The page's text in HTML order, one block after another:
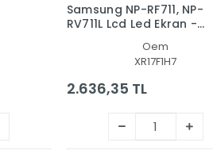
Samsung NP-RF711, NP-
RV711L Lcd Led Ekran -
Oem
XR17F1H7
2.636,35 TL